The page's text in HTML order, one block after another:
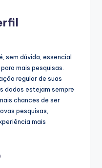
sem dúvida, essencial
mais pesquisas.
regular de suas
dados estejam sempre
chances de ser
pesquisas,
mais